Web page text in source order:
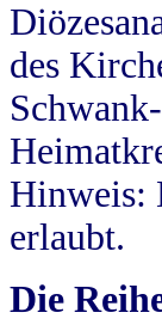
des
Hinweis:
erlaubt.
Die